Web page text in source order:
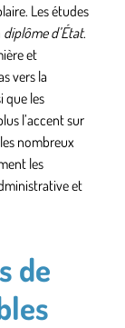
Lesétudes
diplôme d’État.
et
vers la
que les
l’accent sur
nombreux
les
et
de